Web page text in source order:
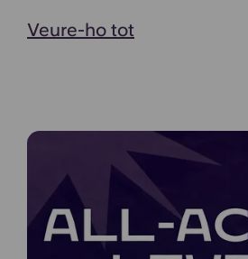
Veure-ho tot